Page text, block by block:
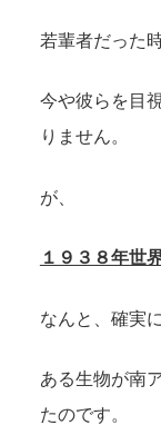
若輩者だった
今や彼らを目
りません。
が、
１９３８年世
なんと、確実
ある生物が南
たのです。